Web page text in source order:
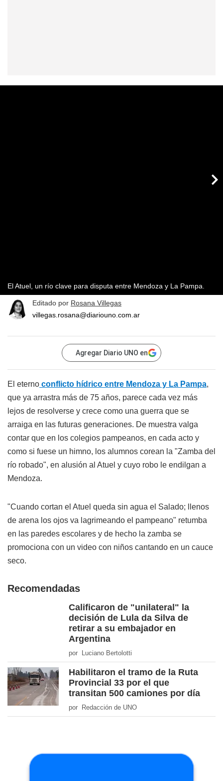
El Atuel, un río clave para disputa entre Mendoza y La Pampa.
Editado por Rosana Villegas
villegas.rosana@diariouno.com.ar
Agregar Diario UNO en
El eterno conflicto hídrico entre Mendoza y La Pampa,
que ya arrastra más de 75 años, parece cada vez más
lejos de resolverse y crece como una guerra que se
arraiga en las futuras generaciones. De muestra valga
contar que en los colegios pampeanos, en cada acto y
como si fuese un himno, los alumnos corean la "Zamba del
río robado", en alusión al Atuel y cuyo robo le endilgan a
Mendoza.
"Cuando cortan el Atuel queda sin agua el Salado; llenos
de arena los ojos va lagrimeando el pampeano" retumba
en las paredes escolares y de hecho la zamba se
promociona con un video con niños cantando en un cauce
seco.
Recomendadas
Calificaron de "unilateral" la
decisión de Lula da Silva de
retirar a su embajador en
Argentina
por Luciano Bertolotti
Habilitaron el tramo de la Ruta
Provincial 33 por el que
transitan 500 camiones por día
por Redacción de UNO